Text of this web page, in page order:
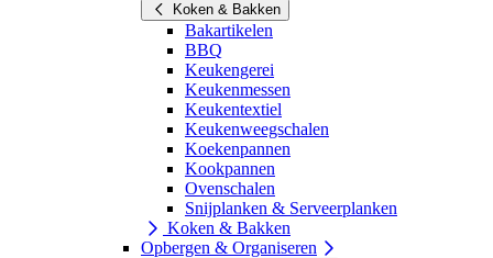
Koken & Bakken
Bakartikelen
BBQ
Keukengerei
Keukenmessen
Keukentextiel
Keukenweegschalen
Koekenpannen
Kookpannen
Ovenschalen
Snijplanken & Serveerplanken
Koken & Bakken
Opbergen & Organiseren